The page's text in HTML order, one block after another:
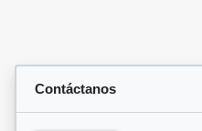
Contáctanos